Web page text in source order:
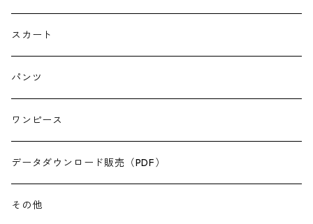
スカート
パンツ
ワンピース
データダウンロード販売（PDF）
その他